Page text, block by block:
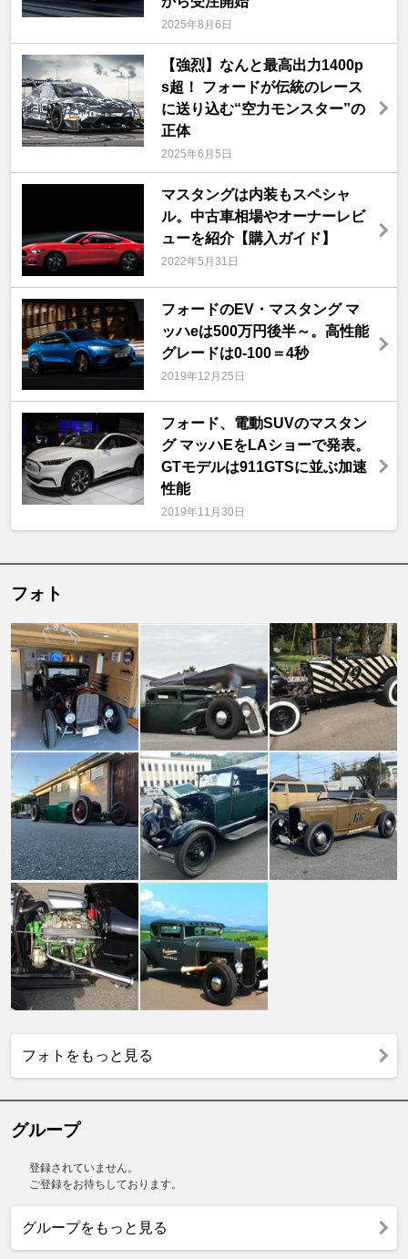
2025年8月6日
【強烈】なんと最高出力1400p
s超！ フォードが伝統のレース
に送り込む“空力モンスター”の
正体
2025年6月5日
マスタングは内装もスペシャ
ル。中古車相場やオーナーレビ
ューを紹介【購入ガイド】
2022年5月31日
フォードのEV・マスタング マ
ッハeは500万円後半～。高性能
グレードは0-100＝4秒
2019年12月25日
フォード、電動SUVのマスタン
グ マッハEをLAショーで発表。
GTモデルは911GTSに並ぶ加速
性能
2019年11月30日
フォト
フォトをもっと見る
グループ
登録されていません。
ご登録をお待ちしております。
グループをもっと見る